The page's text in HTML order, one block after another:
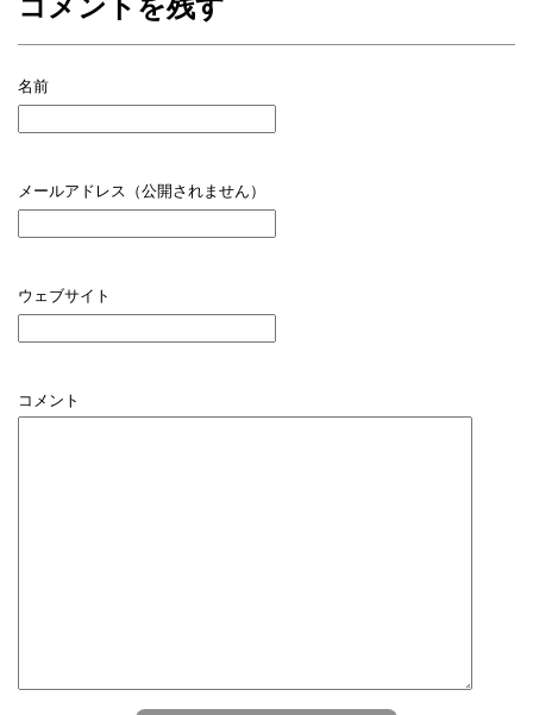
コメントを残す
名前
メールアドレス（公開されません）
ウェブサイト
コメント